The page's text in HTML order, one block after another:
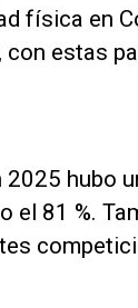
física en
estas
2025 hubo
el 81 %.